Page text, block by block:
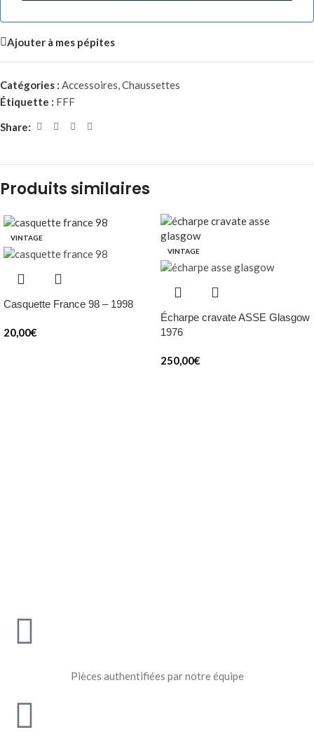
Ajouter à mes pépites
Catégories : Accessoires,Chaussettes
Étiquette : FFF
Share:
Produits similaires
VINTAGE
Casquette France 98 – 1998
20,00€
VINTAGE
Écharpe cravate ASSE Glasgow
1976
250,00€
Pièces authentifiées par notre équipe